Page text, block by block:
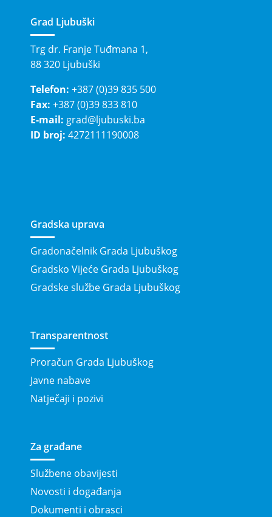
Grad Ljubuški
Trg dr. Franje Tuđmana 1,
88 320 Ljubuški
Telefon: +387 (0)39 835 500
Fax: +387 (0)39 833 810
E-mail: grad@ljubuski.ba
ID broj: 4272111190008
Gradska uprava
Gradonačelnik Grada Ljubuškog
Gradsko Vijeće Grada Ljubuškog
Gradske službe Grada Ljubuškog
Transparentnost
Proračun Grada Ljubuškog
Javne nabave
Natječaji i pozivi
Za građane
Službene obavijesti
Novosti i događanja
Dokumenti i obrasci